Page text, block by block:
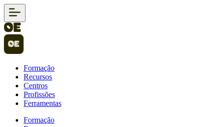
Formação
Recursos
Centros
Profissões
Ferramentas
Formação